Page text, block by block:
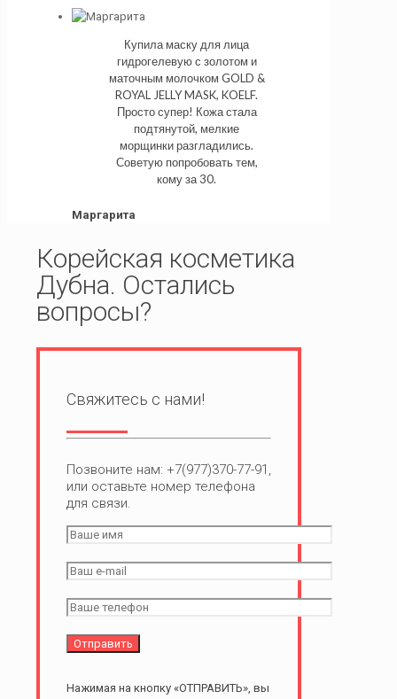
Купила маску для лица
гидрогелевую с золотом и
маточным молочком GOLD &
ROYAL JELLY MASK, KOELF.
Просто супер! Кожа стала
подтянутой, мелкие
морщинки разгладились.
Советую попробовать тем,
кому за 30.
Маргарита
Корейская косметика
Дубна. Остались
вопросы?
Свяжитесь с нами!
Позвоните нам: +7(977)370-77-91,
или оставьте номер телефона
для связи.
Нажимая на кнопку «ОТПРАВИТЬ», вы